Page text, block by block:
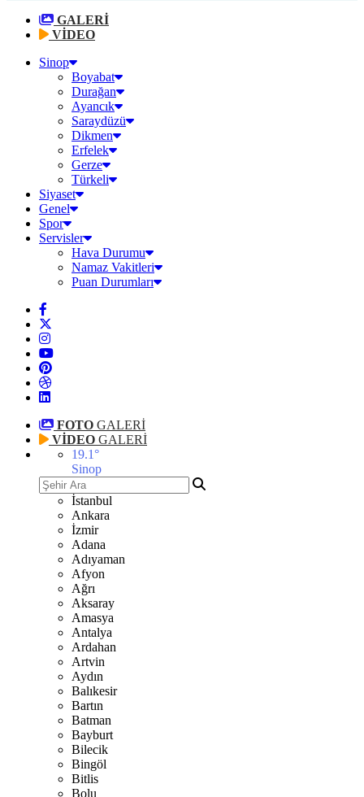
GALERİ
VİDEO
Sinop
Boyabat
Durağan
Ayancık
Saraydüzü
Dikmen
Erfelek
Gerze
Türkeli
Siyaset
Genel
Spor
Servisler
Hava Durumu
Namaz Vakitleri
Puan Durumları
FOTO GALERİ
VİDEO GALERİ
19.1 °
Sinop
İstanbul
Ankara
İzmir
Adana
Adıyaman
Afyon
Ağrı
Aksaray
Amasya
Antalya
Ardahan
Artvin
Aydın
Balıkesir
Bartın
Batman
Bayburt
Bilecik
Bingöl
Bitlis
Bolu